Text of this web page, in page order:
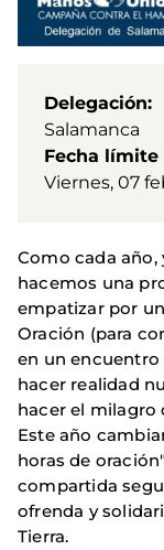
Delegación
Salamanca
Fecha
Viernes, 07
Como cada año,
hacemos una
empatizar por
Oración (para
en un encuentro
hacer realidad
hacer el milagro
Este año
horas de
compartida
ofrenda y
Tierra.